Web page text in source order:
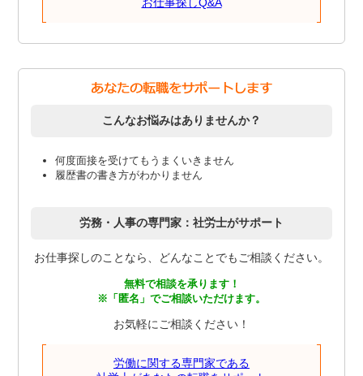
お仕事探しQ&A
こんなお悩みはありませんか？
何度面接を受けてもうまくいきません
履歴書の書き方がわかりません
労務・人事の専門家：社労士がサポート
お仕事探しのことなら、どんなことでもご相談ください。
無料で相談を承ります！
※「匿名」でご相談いただけます。
お気軽にご相談ください！
労働に関する専門家である